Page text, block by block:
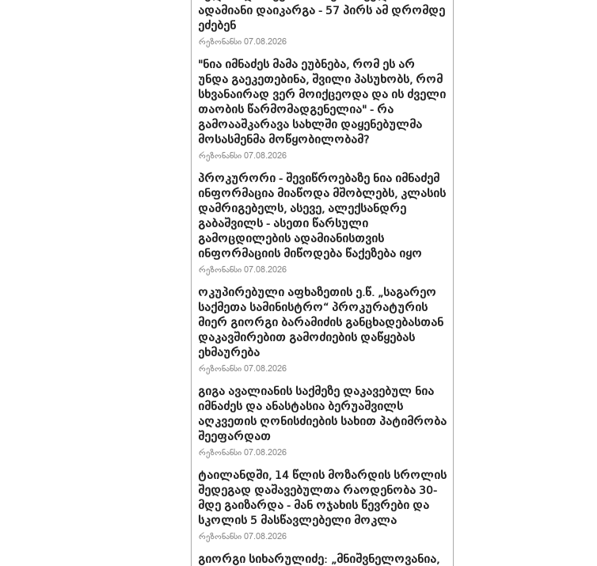
ადამიანი დაიკარგა - 57 პირს ამ დრომდე
ეძებენ
რეზონანსი 07.08.2026
"ნია იმნაძეს მამა ეუბნება, რომ ეს არ
უნდა გაეკეთებინა, შვილი პასუხობს, რომ
სხვანაირად ვერ მოიქცეოდა და ის ძველი
თაობის წარმომადგენელია" - რა
გამოააშკარავა სახლში დაყენებულმა
მოსასმენმა მოწყობილობამ?
რეზონანსი 07.08.2026
პროკურორი - შევიწროებაზე ნია იმნაძემ
ინფორმაცია მიაწოდა მშობლებს, კლასის
დამრიგებელს, ასევე, ალექსანდრე
გაბაშვილს - ასეთი წარსული
გამოცდილების ადამიანისთვის
ინფორმაციის მიწოდება წაქეზება იყო
რეზონანსი 07.08.2026
ოკუპირებული აფხაზეთის ე.წ. „საგარეო
საქმეთა სამინისტრო“ პროკურატურის
მიერ გიორგი ბარამიძის განცხადებასთან
დაკავშირებით გამოძიების დაწყებას
ეხმაურება
რეზონანსი 07.08.2026
გიგა ავალიანის საქმეზე დაკავებულ ნია
იმნაძეს და ანასტასია ბერუაშვილს
აღკვეთის ღონისძიების სახით პატიმრობა
შეეფარდათ
რეზონანსი 07.08.2026
ტაილანდში, 14 წლის მოზარდის სროლის
შედეგად დაშავებულთა რაოდენობა 30-
მდე გაიზარდა - მან ოჯახის წევრები და
სკოლის 5 მასწავლებელი მოკლა
რეზონანსი 07.08.2026
გიორგი სიხარულიძე: „მნიშვნელოვანია,